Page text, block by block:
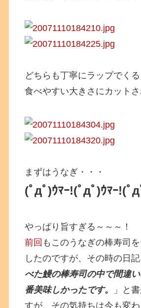
どちらも丁寧にラップでく
食べやすい大きさにカットさ
まずはうなぎ・・・
(ﾟдﾟ)ｳﾏｰ!(ﾟдﾟ)ｳﾏｰ!(ﾟ
やっぱり旨すぎる～～～！
前回 もこのうなぎの棒寿司
したのですが、その時の日記
べた鰻の棒寿司の中で間違
番美味しかったです。
」と
すが、その気持ちは今も変わ